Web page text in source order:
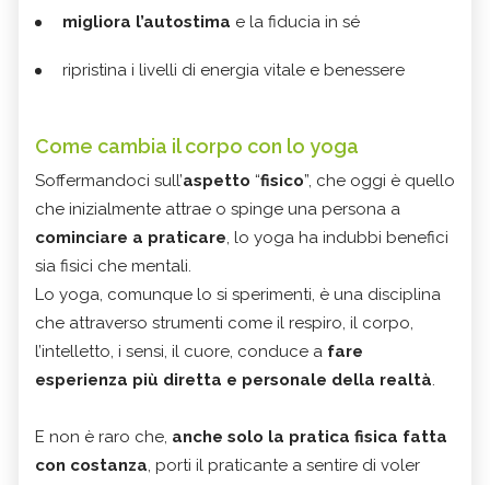
migliora l’autostima e la fiducia in sé
ripristina i livelli di energia vitale e benessere
Come cambia il corpo con lo yoga
Soffermandoci sull’aspetto “fisico”, che oggi è quello
che inizialmente attrae o spinge una persona a
cominciare a praticare, lo yoga ha indubbi benefici
sia fisici che mentali.
Lo yoga, comunque lo si sperimenti, è una disciplina
che attraverso strumenti come il respiro, il corpo,
l’intelletto, i sensi, il cuore, conduce a fare
esperienza più diretta e personale della realtà.
E non è raro che, anche solo la pratica fisica fatta
con costanza, porti il praticante a sentire di voler